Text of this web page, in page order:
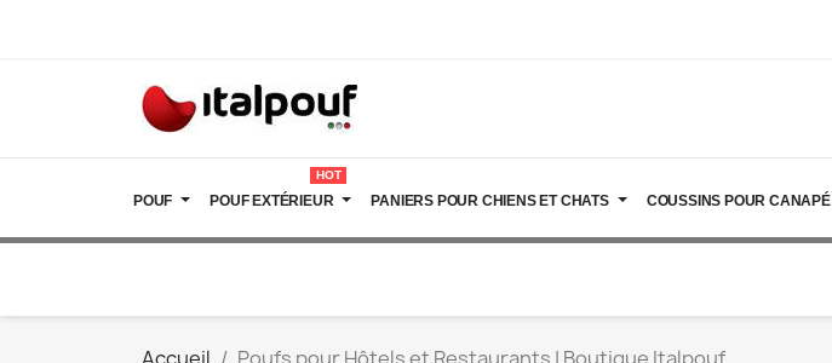
POUF POUF EXTÉRIEUR
HOT
PANIERS POUR CHIENS ET CHATS COUSSINS POUR CANAPÉ